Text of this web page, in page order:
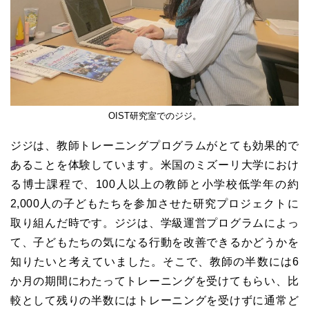
OIST研究室でのジジ。
ジジは、教師トレーニングプログラムがとても効果的で
あることを体験しています。米国のミズーリ大学におけ
る博士課程で、100人以上の教師と小学校低学年の約
2,000人の子どもたちを参加させた研究プロジェクトに
取り組んだ時です。ジジは、学級運営プログラムによっ
て、子どもたちの気になる行動を改善できるかどうかを
知りたいと考えていました。そこで、教師の半数には6
か月の期間にわたってトレーニングを受けてもらい、比
較として残りの半数にはトレーニングを受けずに通常ど